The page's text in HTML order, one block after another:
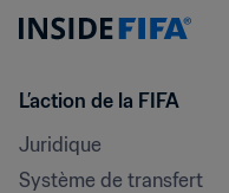
L’action de la FIFA
Juridique
Système de transfert